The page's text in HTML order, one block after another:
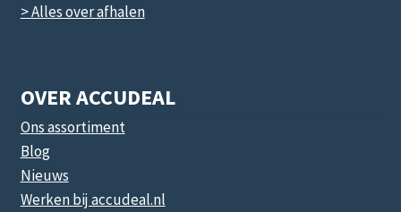
> Alles over afhalen
OVER ACCUDEAL
Ons assortiment
Blog
Nieuws
Werken bij accudeal.nl